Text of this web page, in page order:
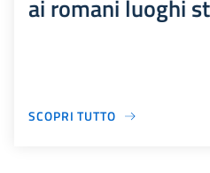
ai romani luoghi
SCOPRI TUTTO